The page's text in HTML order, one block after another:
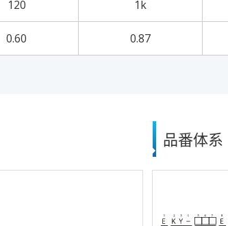
120 1k
0.60 0.87
品番体系